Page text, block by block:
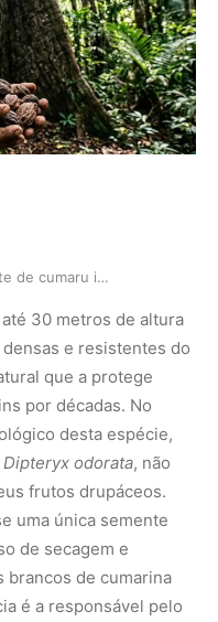
Como a semente de cumaru impulsiona a perfumari…
30 metros de altura
e resistentes do
que a protege
por décadas. No
desta espécie,
Dipteryx odorata, não
frutos drupáceos.
uma única semente
de secagem e
brancos de cumarina
é a responsável pelo